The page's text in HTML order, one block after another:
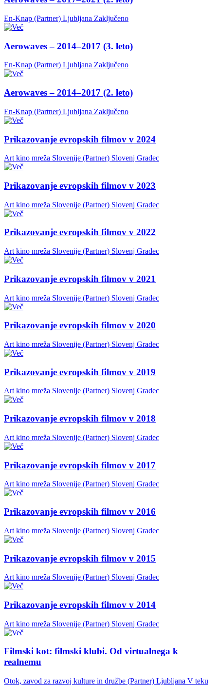
En-Knap (Partner) Ljubljana Zaključeno
Aerowaves – 2014–2017 (3. leto)
En-Knap (Partner) Ljubljana Zaključeno
Aerowaves – 2014–2017 (2. leto)
En-Knap (Partner) Ljubljana Zaključeno
Prikazovanje evropskih filmov v 2024
Art kino mreža Slovenije (Partner) Slovenj Gradec
Prikazovanje evropskih filmov v 2023
Art kino mreža Slovenije (Partner) Slovenj Gradec
Prikazovanje evropskih filmov v 2022
Art kino mreža Slovenije (Partner) Slovenj Gradec
Prikazovanje evropskih filmov v 2021
Art kino mreža Slovenije (Partner) Slovenj Gradec
Prikazovanje evropskih filmov v 2020
Art kino mreža Slovenije (Partner) Slovenj Gradec
Prikazovanje evropskih filmov v 2019
Art kino mreža Slovenije (Partner) Slovenj Gradec
Prikazovanje evropskih filmov v 2018
Art kino mreža Slovenije (Partner) Slovenj Gradec
Prikazovanje evropskih filmov v 2017
Art kino mreža Slovenije (Partner) Slovenj Gradec
Prikazovanje evropskih filmov v 2016
Art kino mreža Slovenije (Partner) Slovenj Gradec
Prikazovanje evropskih filmov v 2015
Art kino mreža Slovenije (Partner) Slovenj Gradec
Prikazovanje evropskih filmov v 2014
Art kino mreža Slovenije (Partner) Slovenj Gradec
Filmski kot: filmski klubi. Od virtualnega k
realnemu
Otok, zavod za razvoj kulture in družbe (Partner) Ljubljana V teku